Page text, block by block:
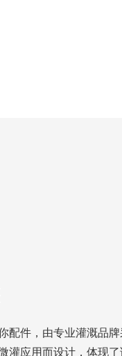
件，由专业灌溉品
灌应用而设计，体现